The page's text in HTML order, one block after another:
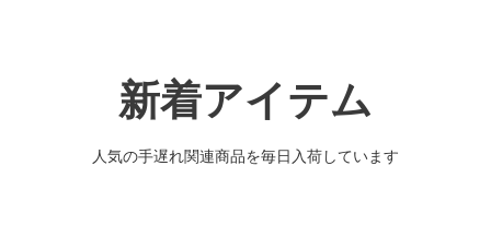
新着アイテム
人気の手遅れ関連商品を毎日入荷しています